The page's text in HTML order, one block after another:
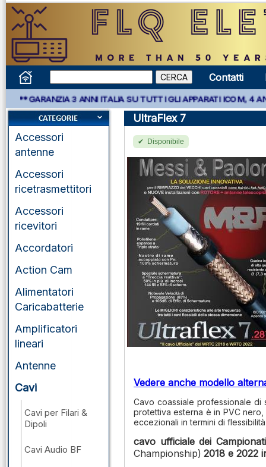
Contatti
3 ANNI ITALIA SU TUTTI GLI APPARATI ICOM, 4 ANNI
Accessori
antenne
Accessori
ricetrasmettitori
Accessori
ricevitori
Accordatori
Action Cam
Alimentatori
Caricabatterie
Amplificatori
lineari
Antenne
Cavi
Cavi per Filari &
Dipoli
Cavi Audio BF
UltraFlex 7
Disponibile
Vedere anche modello
Cavo coassiale professionale di
protettiva esterna è in PVC
eccezionali in termini di
cavo ufficiale dei
Championship) 2018 e 2022